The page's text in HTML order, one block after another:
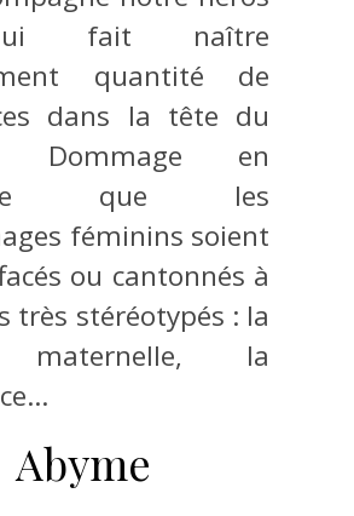
fait naître
quantité de
dans la tête du
Dommage en
que les
féminins soient
ou cantonnés à
très stéréotypés : la
maternelle, la
Abyme